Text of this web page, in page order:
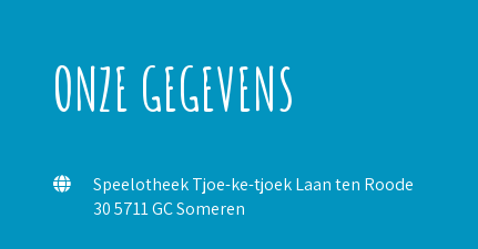
ONZE GEGEVENS
Speelotheek Tjoe-ke-tjoek Laan ten Roode
30 5711 GC Someren